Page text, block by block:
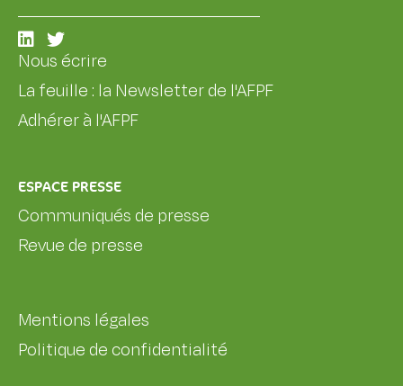
Nous écrire
La feuille : la Newsletter de l'AFPF
Adhérer à l'AFPF
ESPACE PRESSE
Communiqués de presse
Revue de presse
Mentions légales
Politique de confidentialité